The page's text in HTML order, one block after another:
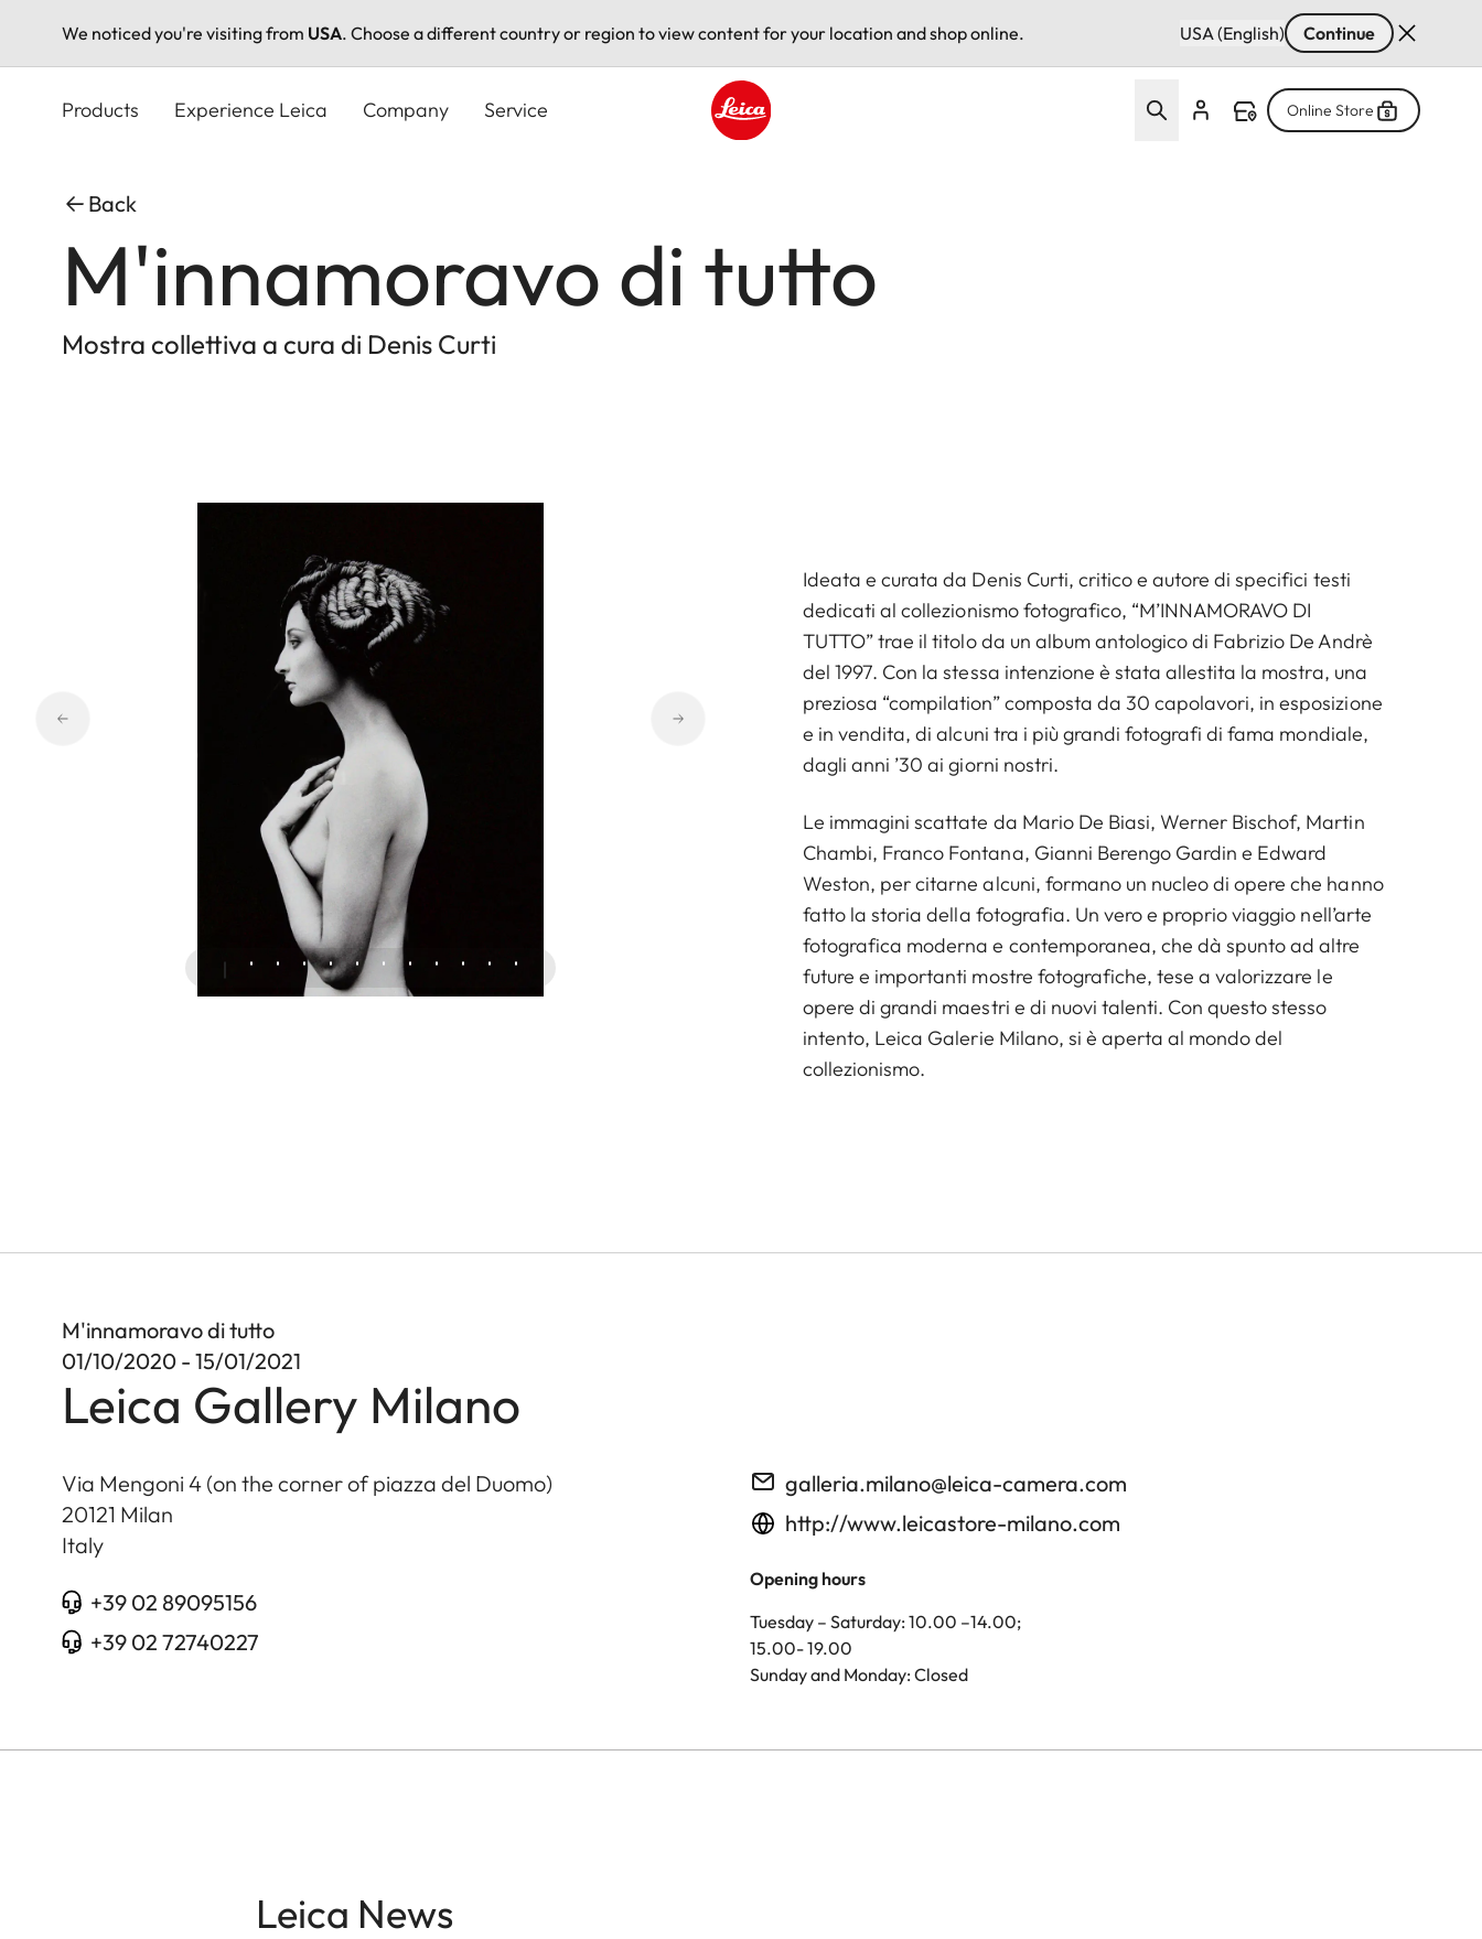
We noticed you're visiting from USA. Choose a different country or region to view content for your location and shop online. USA (English) Continue
Products Experience Leica Company Service Online Store
Back
M'innamoravo di tutto
Mostra collettiva a cura di Denis Curti
Ideata e curata da Denis Curti, critico e autore di specifici testi
dedicati al collezionismo fotografico, “M’INNAMORAVO DI
TUTTO” trae il titolo da un album antologico di Fabrizio De Andrè
del 1997. Con la stessa intenzione è stata allestita la mostra, una
preziosa “compilation” composta da 30 capolavori, in esposizione
e in vendita, di alcuni tra i più grandi fotografi di fama mondiale,
dagli anni ’30 ai giorni nostri.
Le immagini scattate da Mario De Biasi, Werner Bischof, Martin
Chambi, Franco Fontana, Gianni Berengo Gardin e Edward
Weston, per citarne alcuni, formano un nucleo di opere che hanno
fatto la storia della fotografia. Un vero e proprio viaggio nell’arte
fotografica moderna e contemporanea, che dà spunto ad altre
future e importanti mostre fotografiche, tese a valorizzare le
opere di grandi maestri e di nuovi talenti. Con questo stesso
intento, Leica Galerie Milano, si è aperta al mondo del
collezionismo.
M'innamoravo di tutto
01/10/2020 - 15/01/2021
Leica Gallery Milano
Via Mengoni 4 (on the corner of piazza del Duomo)
20121 Milan
Italy
+39 02 89095156
+39 02 72740227
galleria.milano@leica-camera.com
http://www.leicastore-milano.com
Opening hours
Tuesday – Saturday: 10.00 –14.00;
15.00- 19.00
Sunday and Monday: Closed
Leica News